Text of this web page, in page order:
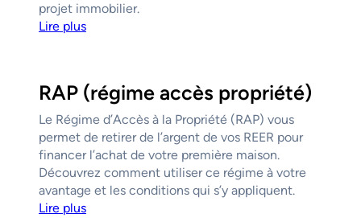
projet immobilier.
Lire plus
RAP (régime accès propriété)
Le Régime d’Accès à la Propriété (RAP) vous
permet de retirer de l’argent de vos REER pour
financer l’achat de votre première maison.
Découvrez comment utiliser ce régime à votre
avantage et les conditions qui s’y appliquent.
Lire plus